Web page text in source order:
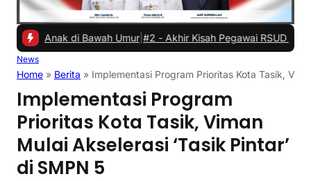
di Bawah Umur|#2 -Akhir Kisah Pegawai RSUD yang Viral
News
Home » Berita » Implementasi Program Prioritas Kota Tasik,
Implementasi Program
Prioritas Kota Tasik, Viman
Mulai Akselerasi ‘Tasik Pintar’
di SMPN 5